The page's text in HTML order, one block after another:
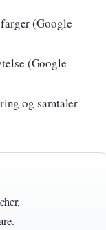
(Google –
(Google –
og samtaler